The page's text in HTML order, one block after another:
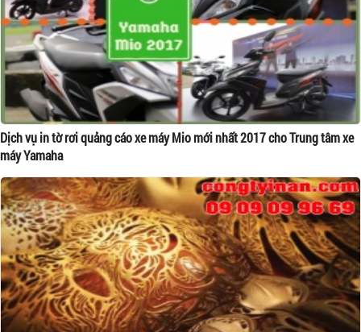
Dịch vụ in tờ rơi quảng cáo xe máy Mio mới nhất 2017 cho Trung tâm xe
máy Yamaha